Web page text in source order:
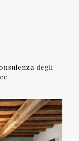
degli